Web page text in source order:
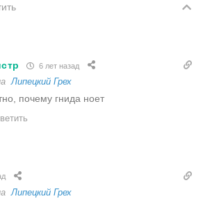
6 лет назад
Липецкий Грех
почему гнида ноет
Липецкий Грех